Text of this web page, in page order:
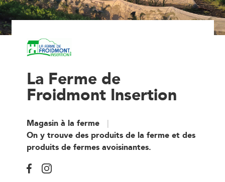
La Ferme de
Froidmont Insertion
Magasin à la ferme
On y trouve des produits de la ferme et des
produits de fermes avoisinantes.